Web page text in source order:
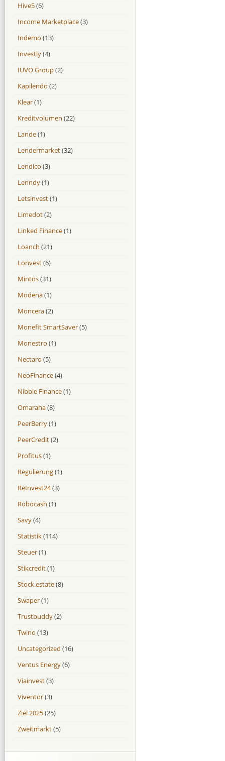
Hive5(6)
Income Marketplace(3)
Indemo (13)
Investly(4)
IUVO Group(2)
Kapilendo (2)
Klear(1)
Kreditvolumen (22)
Lande(1)
Lendermarket(32)
Lendico (3)
Lenndy(1)
Letsinvest(1)
Limedot(2)
Linked Finance(1)
Loanch (21)
Lonvest(6)
Mintos(31)
Modena(1)
Moncera(2)
Monefit SmartSaver(5)
Monestro (1)
Nectaro (5)
NeoFinance(4)
Nibble Finance(1)
Omaraha(8)
PeerBerry(1)
PeerCredit(2)
Profitus(1)
Regulierung(1)
ReInvest24(3)
Robocash (1)
Savy(4)
Statistik(114)
Steuer(1)
Stikcredit(1)
Stock.estate(8)
Swaper(1)
Trustbuddy(2)
Twino (13)
Uncategorized (16)
Ventus Energy(6)
Viainvest(3)
Viventor(3)
Ziel 2025(25)
Zweitmarkt(5)